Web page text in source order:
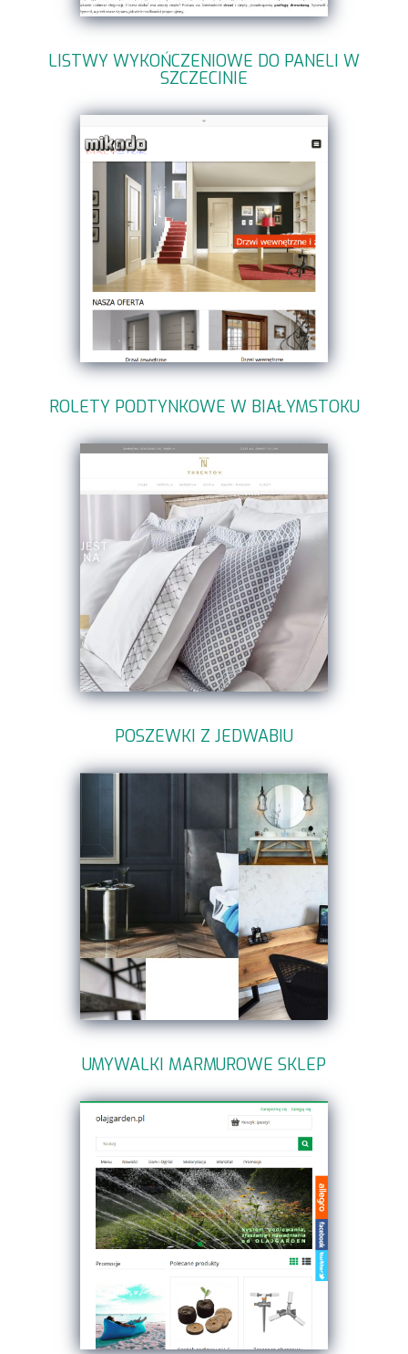
LISTWY WYKOŃCZENIOWE DO PANELI W
SZCZECINIE
ROLETY PODTYNKOWE W BIAŁYMSTOKU
POSZEWKI Z JEDWABIU
UMYWALKI MARMUROWE SKLEP